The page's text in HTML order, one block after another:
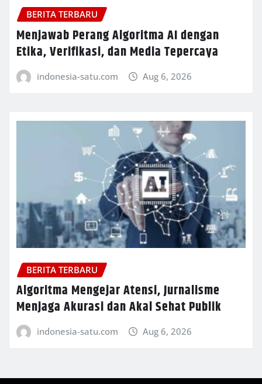
BERITA TERBARU
Menjawab Perang Algoritma AI dengan
Etika, Verifikasi, dan Media Tepercaya
indonesia-satu.com Aug 6, 2026
BERITA TERBARU
Algoritma Mengejar Atensi, Jurnalisme
Menjaga Akurasi dan Akal Sehat Publik
indonesia-satu.com Aug 6, 2026